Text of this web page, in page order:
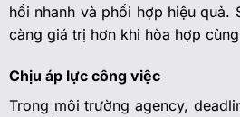
hồi nhanh và phối hợp hiệu quả.
càng giá trị hơn khi hòa hợp
Chịu áp lực công việc
Trong môi trường agency,